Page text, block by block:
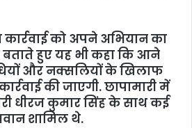
को अपने अभियान का
बताते हुए यह भी कहा कि आने
और नक्सलियों के खिलाफ
की जाएगी. छापामारी में
धीरज कुमार सिंह के साथ कई
शामिल थे.